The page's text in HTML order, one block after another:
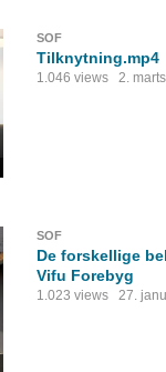
SOF
Tilknytning.mp4
1.046 views 2.
SOF
De forskellige
Vifu Forebyg
1.023 views 27.